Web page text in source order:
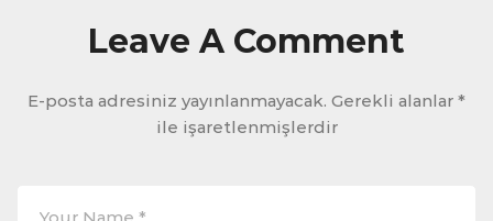
Leave A Comment
E-posta adresiniz yayınlanmayacak. Gerekli alanlar *
ile işaretlenmişlerdir